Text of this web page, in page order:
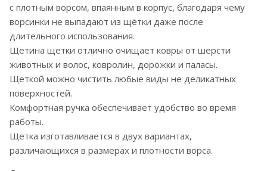
с плотным ворсом, впаянным в корпус, благодаря чему
ворсинки не выпадают из щётки даже после
длительного использования.
Щетина щетки отлично очищает ковры от шерсти
животных и волос, ковролин, дорожки и паласы.
Щеткой можно чистить любые виды не деликатных
поверхностей.
Комфортная ручка обеспечивает удобство во время
работы.
Щетка изготавливается в двух вариантах,
различающихся в размерах и плотности ворса.